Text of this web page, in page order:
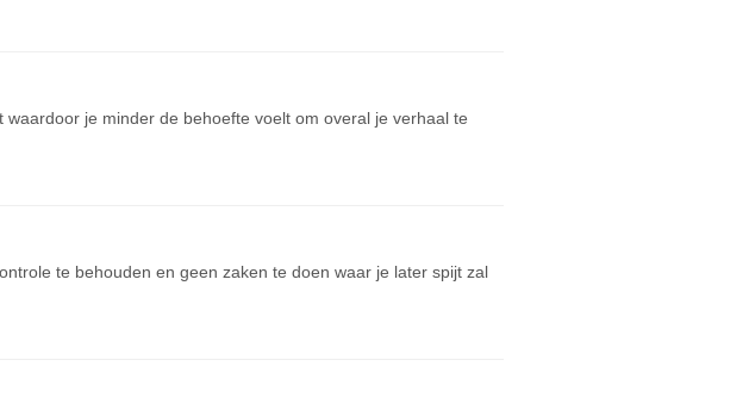
je minder de behoefte voelt om overal je verhaal te
te behouden en geen zaken te doen waar je later spijt zal